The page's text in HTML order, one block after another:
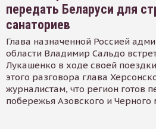
передать Беларуси для
санаториев
Глава назначенной Россией
области Владимир Сальдо
Лукашенко в ходе своей
этого разговора глава
журналистам, что регион готов
побережья Азовского и Черного